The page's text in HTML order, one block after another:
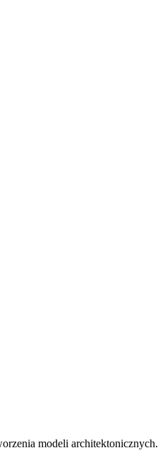
modeli architektonicznych.